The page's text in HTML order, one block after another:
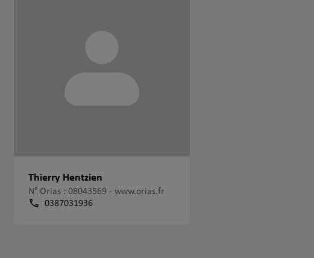
Thierry Hentzien
N° Orias : 08043569 - www.orias.fr
0387031936